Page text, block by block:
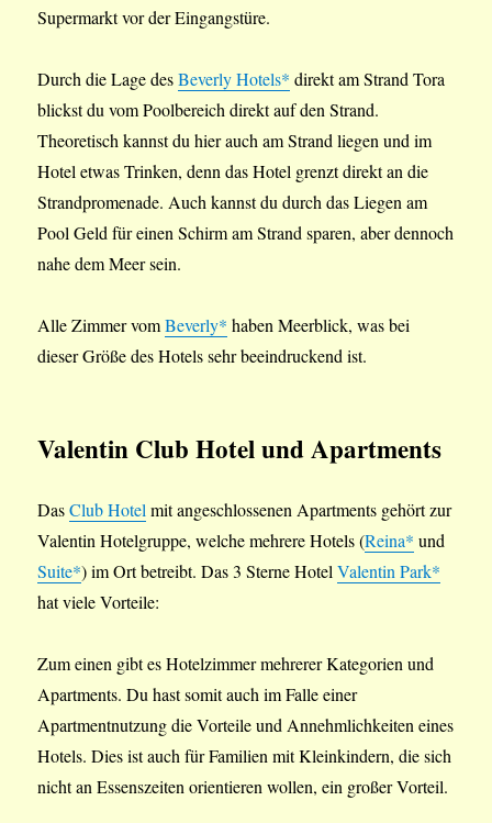
Supermarkt vor der Eingangstüre.
Durch die Lage desBeverly Hotels* direkt am Strand Tora
blickst du vom Poolbereich direkt auf den Strand.
Theoretisch kannst du hier auch am Strand liegen und im
Hotel etwas Trinken, denn das Hotel grenzt direkt an die
Strandpromenade. Auch kannst du durch das Liegen am
Pool Geld für einen Schirm am Strand sparen, aber dennoch
nahe dem Meer sein.
Alle Zimmer vomBeverly* haben Meerblick, was bei
dieser Größe des Hotels sehr beeindruckend ist.
Valentin Club Hotel und Apartments
DasClub Hotelmit angeschlossenen Apartments gehört zur
Valentin Hotelgruppe, welche mehrere Hotels (Reina* und
Suite*) im Ort betreibt. Das 3 Sterne HotelValentin Park*
hat viele Vorteile:
Zum einen gibt es Hotelzimmer mehrerer Kategorien und
Apartments. Du hast somit auch im Falle einer
Apartmentnutzung die Vorteile und Annehmlichkeiten eines
Hotels. Dies ist auch für Familien mit Kleinkindern, die sich
nicht an Essenszeiten orientieren wollen, ein großer Vorteil.